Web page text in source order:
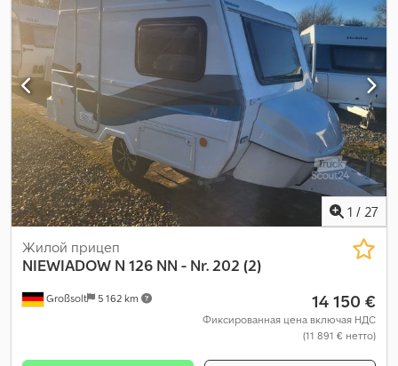
1 / 27
Großsolt 5 162 km
Жилой прицеп
NIEWIADOW N 126 NN - Nr. 202 (2)
14 150 €
Фиксированная цена включая НДС
(11 891 € нетто)